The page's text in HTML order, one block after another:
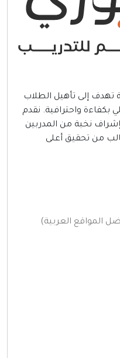
إلى تأهيل الطلاب
واحترافية. نقدم
من المدربين
تحقيق أعلى
العربية)